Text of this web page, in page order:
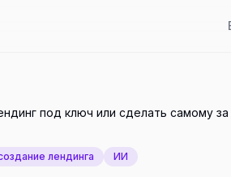
под ключ или сделать самому
лендинга ИИ